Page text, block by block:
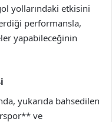
yollarındaki etkisini
performansla,
yapabileceğinin
yukarıda bahsedilen
ve